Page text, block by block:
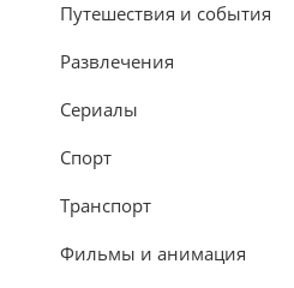
Путешествия и события
Развлечения
Сериалы
Спорт
Транспорт
Фильмы и анимация